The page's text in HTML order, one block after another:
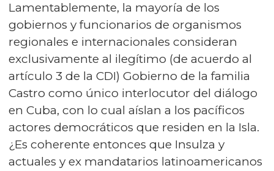
Lamentablemente, la mayoría de los
gobiernos y funcionarios de organismos
regionales e internacionales consideran
exclusivamente al ilegítimo (de acuerdo al
artículo 3 de la CDI) Gobierno de la familia
Castro como único interlocutor del diálogo
en Cuba, con lo cual aíslan a los pacíficos
actores democráticos que residen en la Isla.
¿Es coherente entonces que Insulza y
actuales y ex mandatarios latinoamericanos